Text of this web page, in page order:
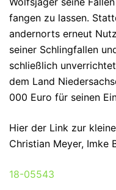
fangen zu lassen.
andernorts erneut
seiner Schlingfallen
schließlich
dem Land
000 Euro für seinen
Hier der Link zur
Christian Meyer, Imke
18-05543